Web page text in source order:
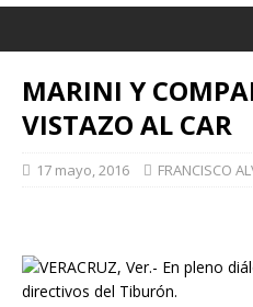
MARINI Y
VISTAZO AL CAR
17 mayo, 2016 FRANCISCO